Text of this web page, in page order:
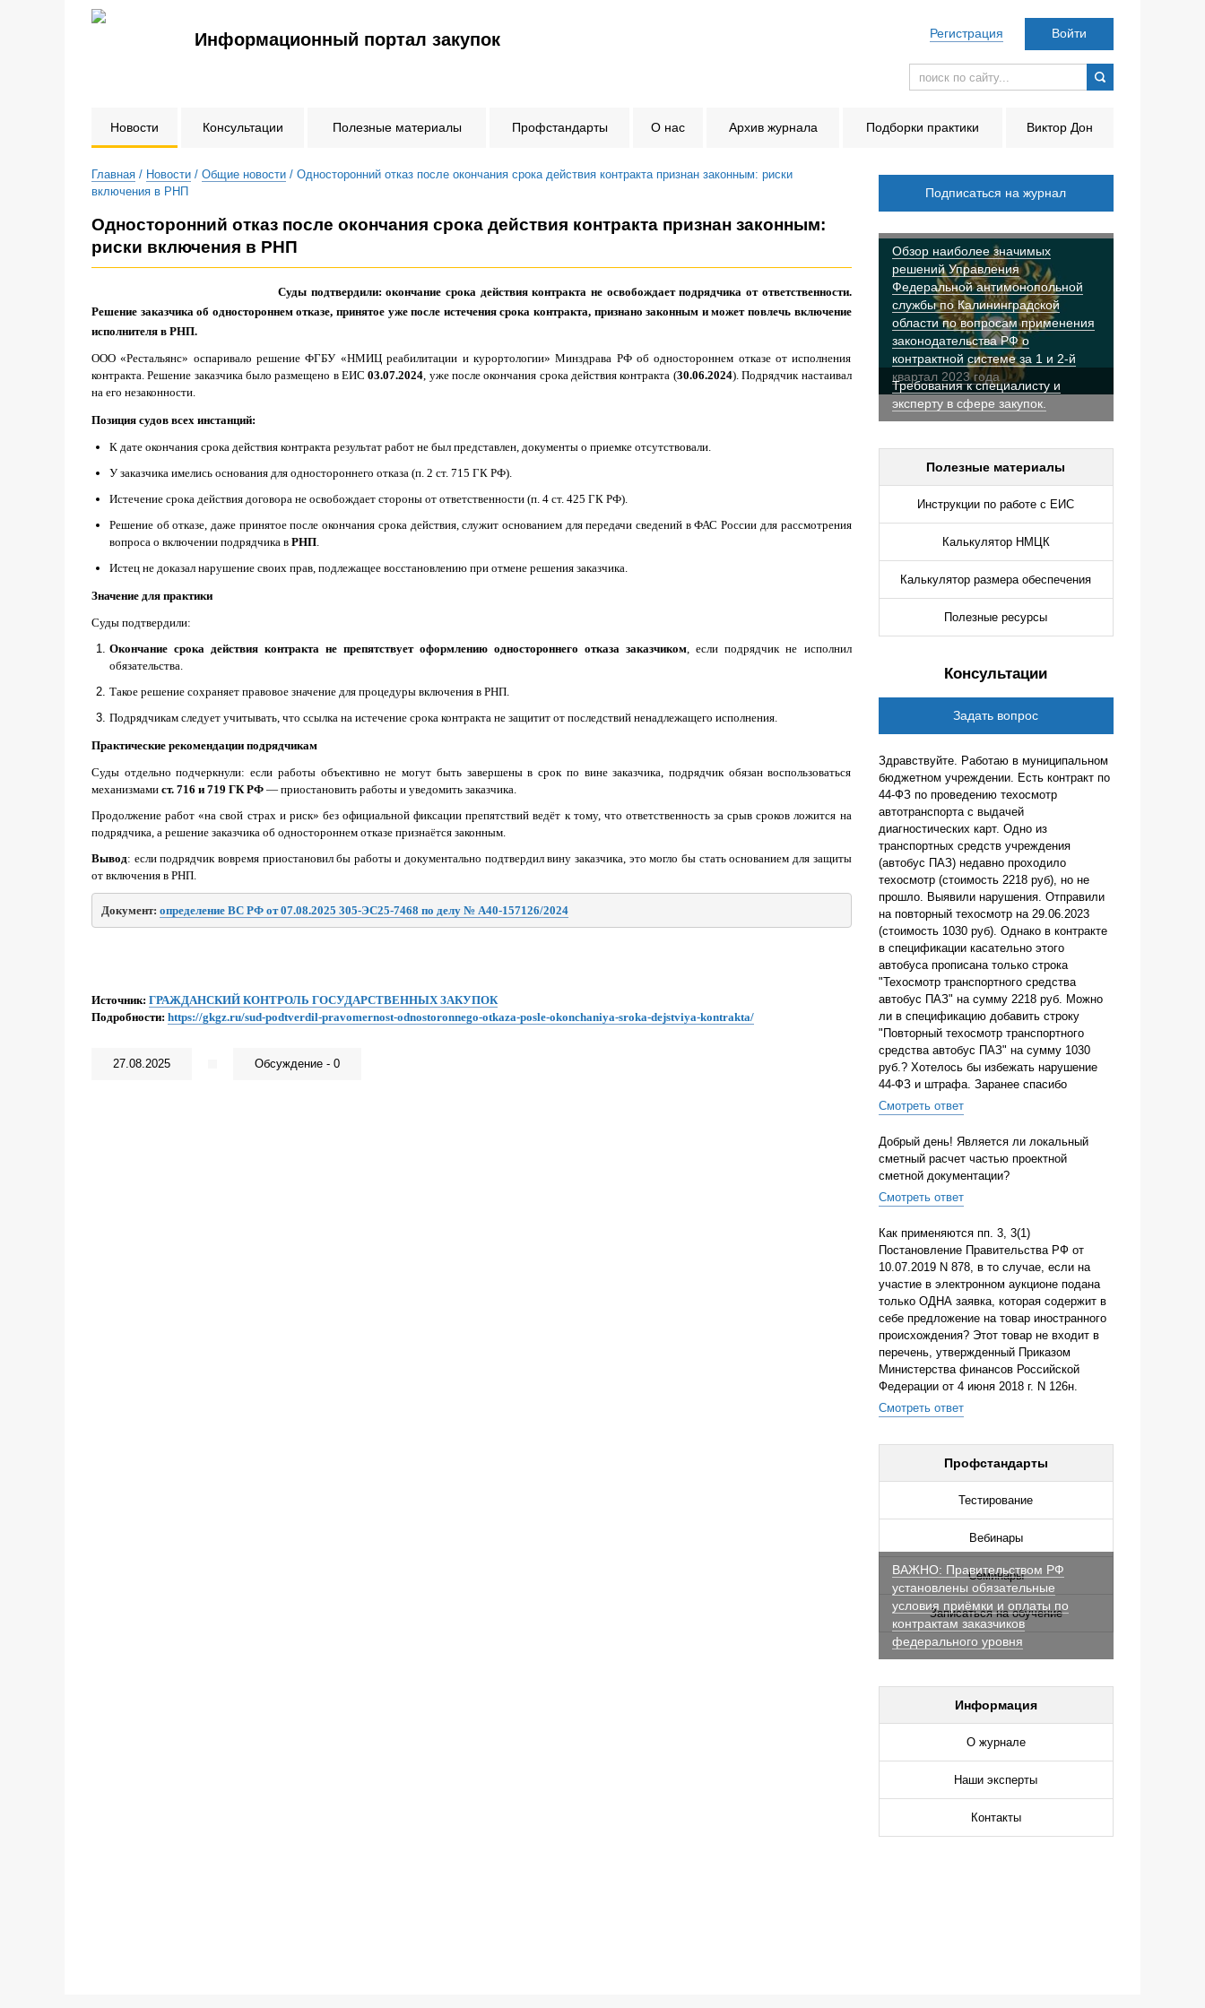
Информационный портал закупок Регистрация Войти
Новости Консультации Полезные материалы Профстандарты О нас Архив журнала Подборки практики Виктор Дон
Главная / Новости / Общие новости / Односторонний отказ после окончания срока действия контракта признан законным: риски
включения в РНП
Односторонний отказ после окончания срока действия контракта признан законным:
риски включения в РНП
Суды подтвердили: окончание срока действия контракта не освобождает подрядчика от ответственности.
Решение заказчика об одностороннем отказе, принятое уже после истечения срока контракта, признано законным и может повлечь включение
исполнителя в РНП.
ООО «Рестальянс» оспаривало решение ФГБУ «НМИЦ реабилитации и курортологии» Минздрава РФ об одностороннем отказе от исполнения
контракта. Решение заказчика было размещено в ЕИС03.07.2024, уже после окончания срока действия контракта (30.06.2024). Подрядчик настаивал
на его незаконности.
Позиция судов всех инстанций:
К дате окончания срока действия контракта результат работ не был представлен, документы о приемке отсутствовали.
У заказчика имелись основания для одностороннего отказа (п. 2 ст. 715 ГК РФ).
Истечение срока действия договора не освобождает стороны от ответственности (п. 4 ст. 425 ГК РФ).
Решение об отказе, даже принятое после окончания срока действия, служит основанием для передачи сведений в ФАС России для рассмотрения
вопроса о включении подрядчика в РНП.
Истец не доказал нарушение своих прав, подлежащее восстановлению при отмене решения заказчика.
Значение для практики
Суды подтвердили:
Окончание срока действия контракта не препятствует оформлению одностороннего отказа заказчиком, если подрядчик не исполнил
обязательства.
Такое решение сохраняет правовое значение для процедуры включения в РНП.
Подрядчикам следует учитывать, что ссылка на истечение срока контракта не защитит от последствий ненадлежащего исполнения.
Практические рекомендации подрядчикам
Суды отдельно подчеркнули: если работы объективно не могут быть завершены в срок по вине заказчика, подрядчик обязан воспользоваться
механизмами ст. 716 и 719 ГК РФ — приостановить работы и уведомить заказчика.
Продолжение работ «на свой страх и риск» без официальной фиксации препятствий ведёт к тому, что ответственность за срыв сроков ложится на
подрядчика, а решение заказчика об одностороннем отказе признаётся законным.
Вывод: если подрядчик вовремя приостановил бы работы и документально подтвердил вину заказчика, это могло бы стать основанием для защиты
от включения в РНП.
Документ: определение ВС РФ от 07.08.2025 305-ЭС25-7468 по делу № А40-157126/2024
Источник: ГРАЖДАНСКИЙ КОНТРОЛЬ ГОСУДАРСТВЕННЫХ ЗАКУПОК
Подробности: https://gkgz.ru/sud-podtverdil-pravomernost-odnostoronnego-otkaza-posle-okonchaniya-sroka-dejstviya-kontrakta/
27.08.2025 Обсуждение - 0
Подписаться на журнал
Обзор наиболее значимых
решений Управления
Федеральной антимонопольной
службы по Калининградской
области по вопросам применения
законодательства РФ о
контрактной системе за 1 и 2-й
квартал 2023 года
Требования к специалисту и
эксперту в сфере закупок.
Полезные материалы
Инструкции по работе с ЕИС
Калькулятор НМЦК
Калькулятор размера обеспечения
Полезные ресурсы
Консультации
Задать вопрос
Здравствуйте. Работаю в муниципальном
бюджетном учреждении. Есть контракт по
44-ФЗ по проведению техосмотр
автотранспорта с выдачей
диагностических карт. Одно из
транспортных средств учреждения
(автобус ПАЗ) недавно проходило
техосмотр (стоимость 2218 руб), но не
прошло. Выявили нарушения. Отправили
на повторный техосмотр на 29.06.2023
(стоимость 1030 руб). Однако в контракте
в спецификации касательно этого
автобуса прописана только строка
"Техосмотр транспортного средства
автобус ПАЗ" на сумму 2218 руб. Можно
ли в спецификацию добавить строку
"Повторный техосмотр транспортного
средства автобус ПАЗ" на сумму 1030
руб.? Хотелось бы избежать нарушение
44-ФЗ и штрафа. Заранее спасибо
Смотреть ответ
Добрый день! Является ли локальный
сметный расчет частью проектной
сметной документации?
Смотреть ответ
Как применяются пп. 3, 3(1)
Постановление Правительства РФ от
10.07.2019 N 878, в то случае, если на
участие в электронном аукционе подана
только ОДНА заявка, которая содержит в
себе предложение на товар иностранного
происхождения? Этот товар не входит в
перечень, утвержденный Приказом
Министерства финансов Российской
Федерации от 4 июня 2018 г. N 126н.
Смотреть ответ
Профстандарты
Тестирование
Вебинары
Семинары
Записаться на обучение
ВАЖНО: Правительством РФ
установлены обязательные
условия приёмки и оплаты по
контрактам заказчиков
федерального уровня
Информация
О журнале
Наши эксперты
Контакты